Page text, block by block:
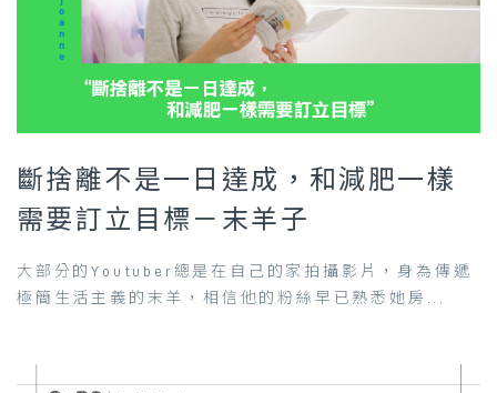
斷捨離不是一日達成，和減肥一樣
需要訂立目標－末羊子
大部分的Youtuber總是在自己的家拍攝影片，身為傳遞
極簡生活主義的末羊，相信他的粉絲早已熟悉她房...